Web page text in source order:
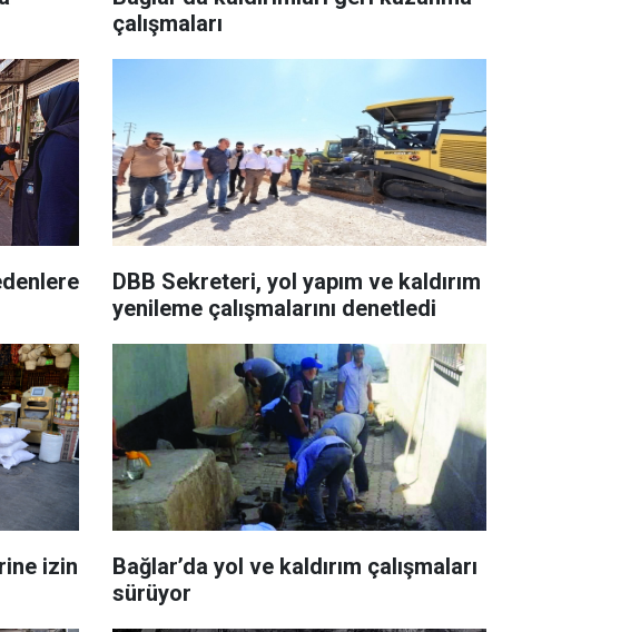
çalışmaları
DBB Sekreteri, yol yapım ve kaldırım
yenileme çalışmalarını denetledi
izin
Bağlar’da yol ve kaldırım çalışmaları
sürüyor